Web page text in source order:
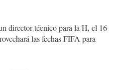
director técnico para la H, el 16
las fechas FIFA para